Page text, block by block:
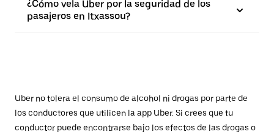
¿Cómo vela Uber por la seguridad de los
pasajeros en Itxassou?
Uber no tolera el consumo de alcohol ni drogas por parte de
los conductores que utilicen la app Uber. Si crees que tu
conductor puede encontrarse bajo los efectos de las drogas o